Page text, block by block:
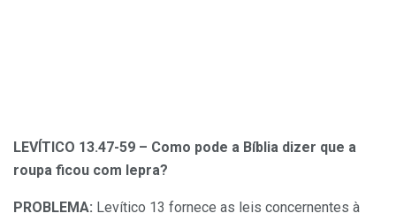
LEVÍTICO 13.47-59 – Como pode a Bíblia dizer que a
roupa ficou com lepra?
PROBLEMA: Levítico 13 fornece as leis concernentes à